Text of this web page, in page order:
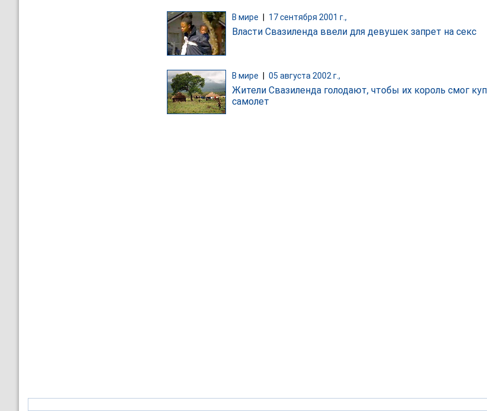
В мире 17 сентября 2001 г.,
Власти Свазиленда ввели для девушек запрет на секс
В мире 05 августа 2002 г.,
Жители Свазиленда голодают, чтобы их король смог
самолет